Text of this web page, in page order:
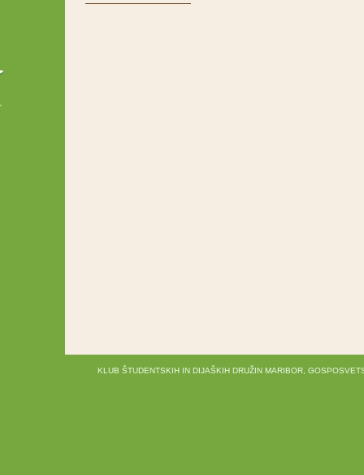
KLUB ŠTUDENTSKIH IN DIJAŠKIH DRUŽIN MARIBOR,